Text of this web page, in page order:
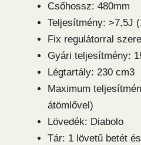
Csőhossz: 480mm
Teljesítmény: >7,5J
Fix regulátorral
Gyári teljesítmény:
Légtartály: 230 cm3
Maximum
átömlővel)
Lövedék: Diabolo
Tár: 1 lövetű betét